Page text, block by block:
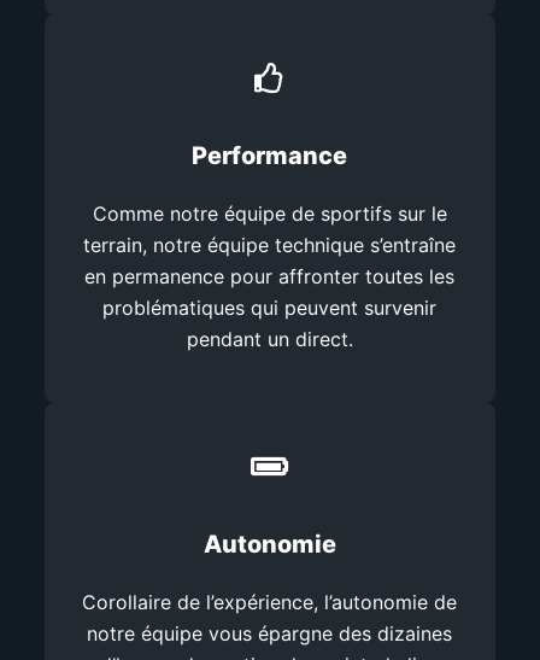
Performance
Comme notre équipe de sportifs sur le
terrain, notre équipe technique s’entraîne
en permanence pour affronter toutes les
problématiques qui peuvent survenir
pendant un direct.
Autonomie
Corollaire de l’expérience, l’autonomie de
notre équipe vous épargne des dizaines